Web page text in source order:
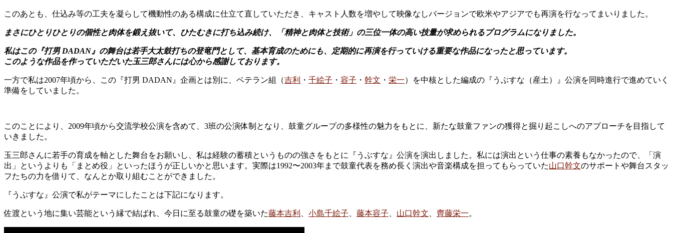
このあとも、仕込み等の工夫を凝らして機動性のある構成に仕立て直していただき、キャスト人数を増やして映像なしバージョンで欧米やアジアでも再演を行なってまいりました。
まさにひとりひとりの個性と肉体を鍛え抜いて、ひたむきに打ち込み続け、「精神と肉体と技術」の三位一体の高い技量が求められるプログラムになりました。
私はこの『打男 DADAN』の舞台は若手大太鼓打ちの登竜門として、基本育成のためにも、定期的に再演を行っていける重要な作品になったと思っています。
このような作品を作っていただいた玉三郎さんには心から感謝しております。
一方で私は2007年頃から、この『打男 DADAN』企画とは別に、ベテラン組（吉利 ・ 千絵子 ・ 容子 ・ 幹文 ・ 栄一）を中核とした編成の『うぶすな（産土）』公演を同時進行で進めていく
準備をしていました。
このことにより、2009年頃から交流学校公演を含めて、3班の公演体制となり、鼓童グループの多様性の魅力をもとに、新たな鼓童ファンの獲得と掘り起こしへのアプローチを目指して
いきました。
玉三郎さんに若手の育成を軸とした舞台をお願いし、私は経験の蓄積というものの強さをもとに『うぶすな』公演を演出しました。私には演出という仕事の素養もなかったので、「演
出」というよりも「まとめ役」といったほうが正しいかと思います。実際は1992〜2003年まで鼓童代表を務め長く演出や音楽構成を担ってもらっていた山口幹文のサポートや舞台スタッ
フたちの力を借りて、なんとか取り組むことができました。
『うぶすな』公演で私がテーマにしたことは下記になります。
佐渡という地に集い芸能という縁で結ばれ、今日に至る鼓童の礎を築いた藤本吉利 小島千絵子 藤本容子 山口幹文 齊藤栄一。